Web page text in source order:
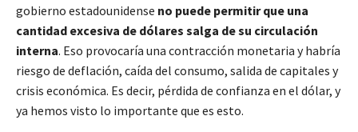
gobierno estadounidense no puede permitir que una
cantidad excesiva de dólares salga de su circulación
interna. Eso provocaría una contracción monetaria y habría
riesgo de deflación, caída del consumo, salida de capitales y
crisis económica. Es decir, pérdida de confianza en el dólar, y
ya hemos visto lo importante que es esto.